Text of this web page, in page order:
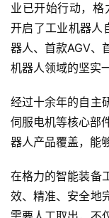
业已开始行动，
开启了工业机器人
器人、首款AGV、
机器人领域的坚实
经过十余年的自主
伺服电机等核心部
器人产品覆盖，能
在格力的智能装备
效、精准、安全地